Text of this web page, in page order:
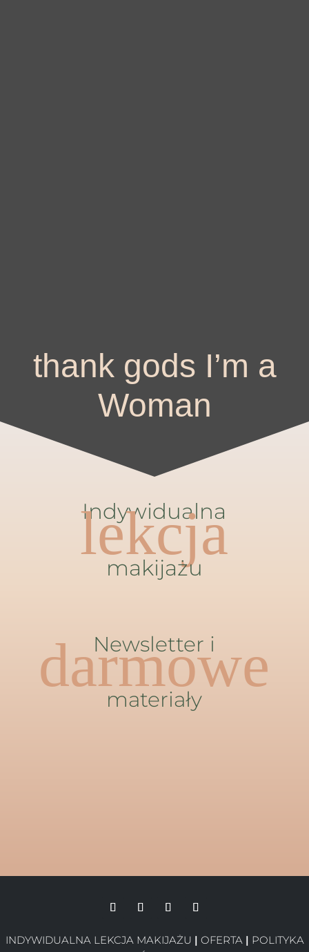
thank gods I’m a
Woman
Indywidualna
lekcja
makijażu
Newsletter i
darmowe
materiały
INDYWIDUALNA LEKCJA MAKIJAŻU | OFERTA| POLITYKA